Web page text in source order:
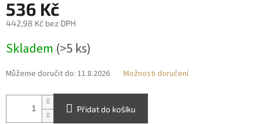
536 Kč
442,98 Kč bez DPH
cena:
Skladem (>5 ks)
Můžeme doručit do: 11.8.2026 Možnosti doručení
Přidat do košíku